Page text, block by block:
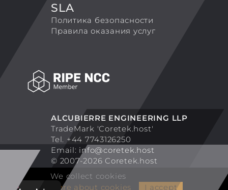
ALCUBIERRE ENGINEERING LLP
TradeMark 'Coretek.host'
Tel. +44 7743126250
Email: info@coretek.host
© 2007-2026 Coretek.host
SLA
Политика безопасности
Правила оказания услуг
We collect cookies
More about cookies
I accept